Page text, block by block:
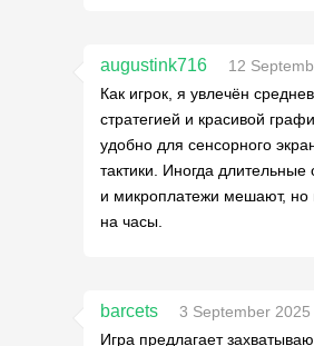
augustink716
12
Как игрок, я увлечён
стратегией и красивой
удобно для сенсорного
тактики. Иногда
и микроплатежи мешают, но
на часы.
barcets
3 September 2025
Игра предлагает